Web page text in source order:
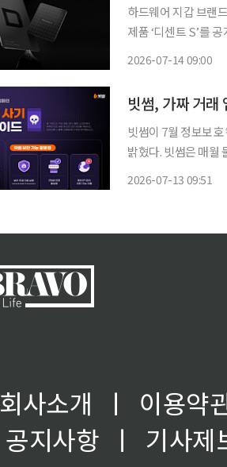
하드웨어 지갑 브랜
제품 ‘디센트 S’를
2026-07-14 09:00
빗썸, 가짜 거래
빗썸이 7월 정보보
밝혔다. 빗썸은 매월 둘째 주 수요일을 ‘정보보호의 날’로 지정하고 고객과 임직원을 대상으로
2026-07-13 09:51
회사소개 ㅣ
이용약
공지사항
ㅣ
기사제